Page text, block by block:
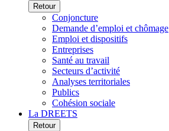
Retour
Conjoncture
Demande d’emploi et chômage
Emploi et dispositifs
Entreprises
Santé au travail
Secteurs d’activité
Analyses territoriales
Publics
Cohésion sociale
La DREETS
Retour